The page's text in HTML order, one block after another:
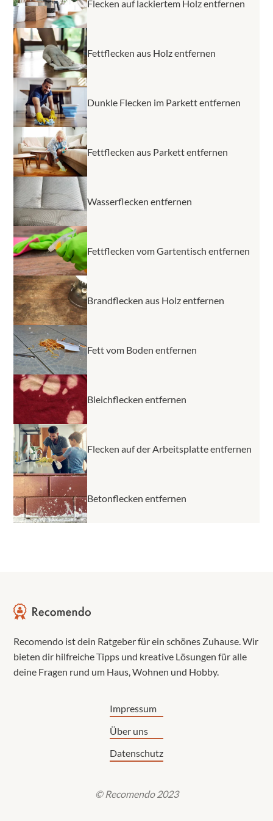
Flecken auf lackiertem Holz entfernen
Fettflecken aus Holz entfernen
Dunkle Flecken im Parkett entfernen
Fettflecken aus Parkett entfernen
Wasserflecken entfernen
Fettflecken vom Gartentisch entfernen
Brandflecken aus Holz entfernen
Fett vom Boden entfernen
Bleichflecken entfernen
Flecken auf der Arbeitsplatte entfernen
Betonflecken entfernen
Recomendo ist dein Ratgeber für ein schönes Zuhause. Wir
bieten dir hilfreiche Tipps und kreative Lösungen für alle
deine Fragen rund um Haus, Wohnen und Hobby.
© Recomendo 2023
Impressum
Über uns
Datenschutz